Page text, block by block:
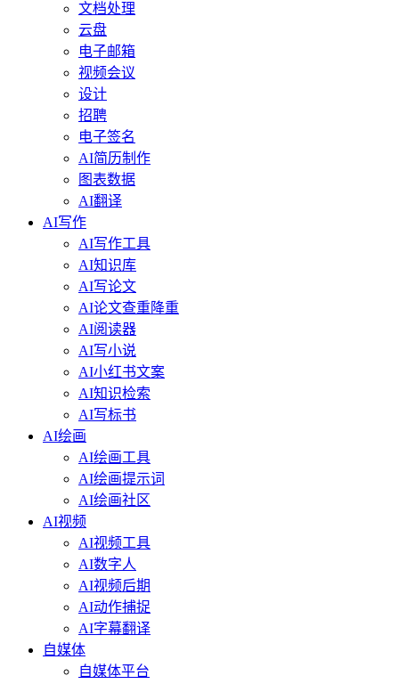
文档处理
云盘
电子邮箱
视频会议
设计
招聘
电子签名
AI简历制作
图表数据
AI翻译
AI写作
AI写作工具
AI知识库
AI写论文
AI论文查重降重
AI阅读器
AI写小说
AI小红书文案
AI知识检索
AI写标书
AI绘画
AI绘画工具
AI绘画提示词
AI绘画社区
AI视频
AI视频工具
AI数字人
AI视频后期
AI动作捕捉
AI字幕翻译
自媒体
自媒体平台